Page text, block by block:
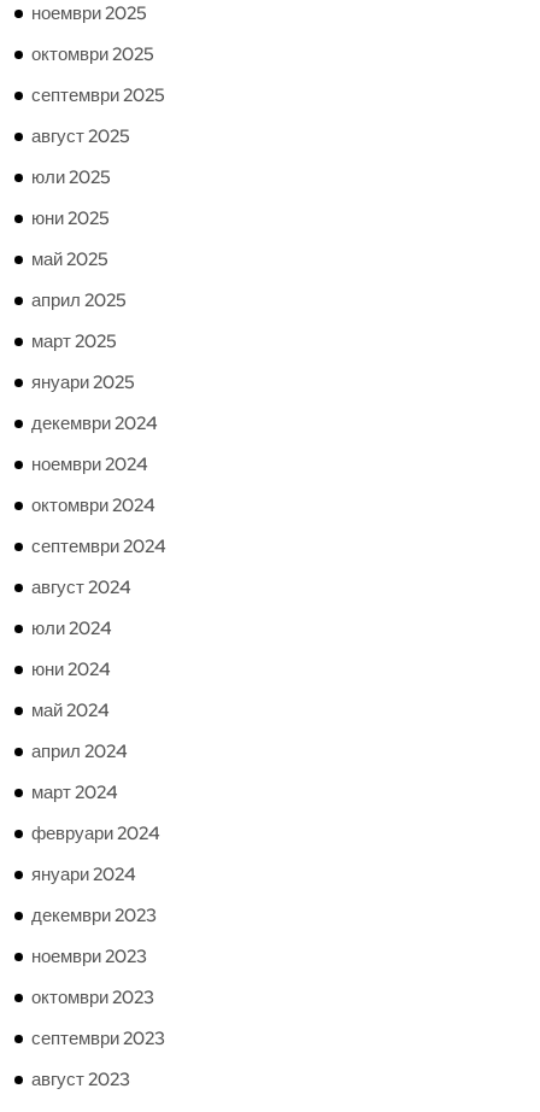
ноември 2025
октомври 2025
септември 2025
август 2025
юли 2025
юни 2025
май 2025
април 2025
март 2025
януари 2025
декември 2024
ноември 2024
октомври 2024
септември 2024
август 2024
юли 2024
юни 2024
май 2024
април 2024
март 2024
февруари 2024
януари 2024
декември 2023
ноември 2023
октомври 2023
септември 2023
август 2023